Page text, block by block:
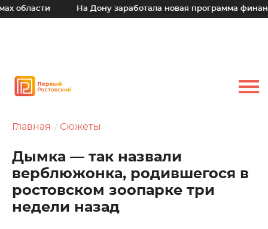
На Дону заработала новая программа финансовой
Главная Сюжеты
Дымка — так назвали
верблюжонка, родившегося в
ростовском зоопарке три
недели назад